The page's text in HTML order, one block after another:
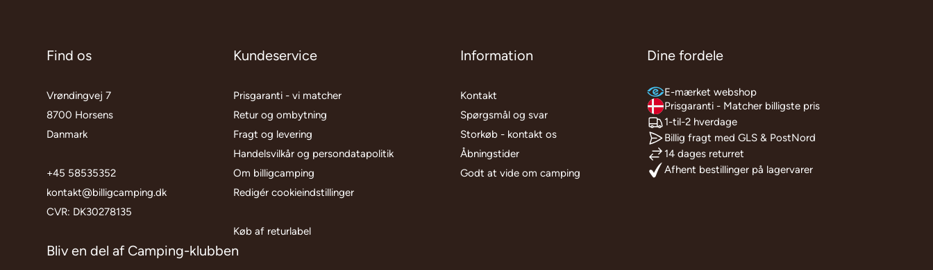
Find os
Vrøndingvej 7
8700 Horsens
Danmark
+45 58535352
kontakt@billigcamping.dk
CVR: DK30278135
Kundeservice
Prisgaranti - vi matcher
Retur og ombytning
Fragt og levering
Handelsvilkår og persondatapolitik
Om billigcamping
Redigér cookieindstillinger
Køb af returlabel
Information
Kontakt
Spørgsmål og svar
Storkøb - kontakt os
Åbningstider
Godt at vide om camping
Dine fordele
E-mærket webshop
Prisgaranti - Matcher billigste pris
1-til-2 hverdage
Billig fragt med GLS & PostNord
14 dages returret
Afhent bestillinger på lagervarer
Bliv en del af Camping-klubben